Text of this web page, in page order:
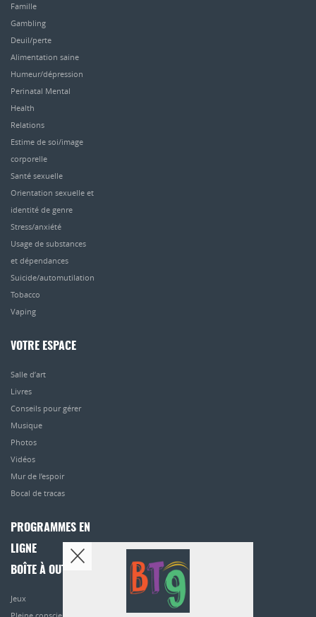
Famille
Gambling
Deuil/perte
Alimentation saine
Humeur/dépression
Perinatal Mental
Health
Relations
Estime de soi/image
corporelle
Santé sexuelle
Orientation sexuelle et
identité de genre
Stress/anxiété
Usage de substances
et dépendances
Suicide/automutilation
Tobacco
Vaping
VOTRE ESPACE
Salle d’art
Livres
Conseils pour gérer
Musique
Photos
Vidéos
Mur de l’espoir
Bocal de tracas
PROGRAMMES EN
LIGNE
BOÎTE À OUTILS
Jeux